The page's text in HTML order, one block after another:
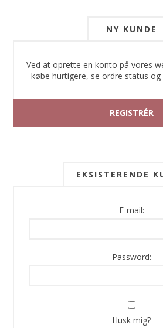
NY KUNDE
Ved at oprette en konto på vores
købe hurtigere, se ordre status og
EKSISTERENDE
E-mail:
Password:
Husk mig?